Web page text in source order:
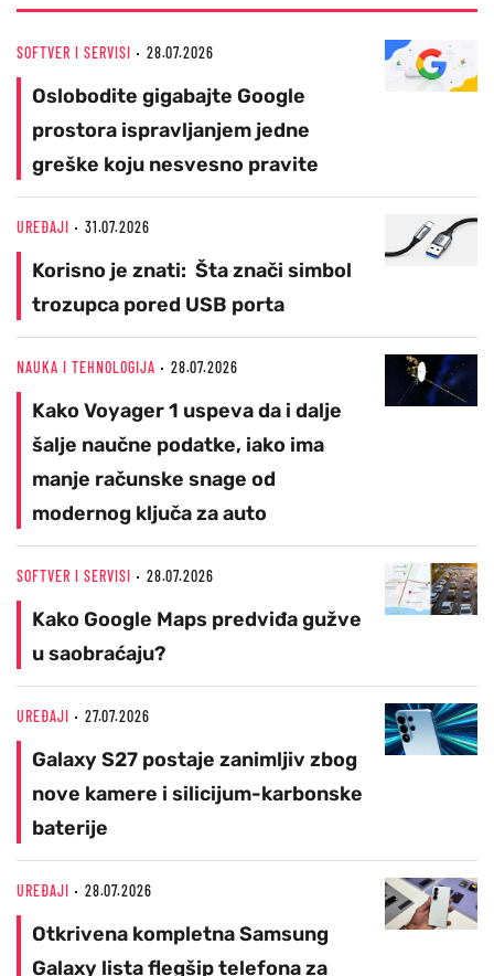
SOFTVER I SERVISI 28.07.2026
Oslobodite gigabajte Google
prostora ispravljanjem jedne
greške koju nesvesno pravite
UREĐAJI 31.07.2026
Korisno je znati: Šta znači simbol
trozupca pored USB porta
NAUKA I TEHNOLOGIJA 28.07.2026
Kako Voyager 1 uspeva da i dalje
šalje naučne podatke, iako ima
manje računske snage od
modernog ključa za auto
SOFTVER I SERVISI 28.07.2026
Kako Google Maps predviđa gužve
u saobraćaju?
UREĐAJI 27.07.2026
Galaxy S27 postaje zanimljiv zbog
nove kamere i silicijum-karbonske
baterije
UREĐAJI 28.07.2026
Otkrivena kompletna Samsung
Galaxy lista flegšip telefona za